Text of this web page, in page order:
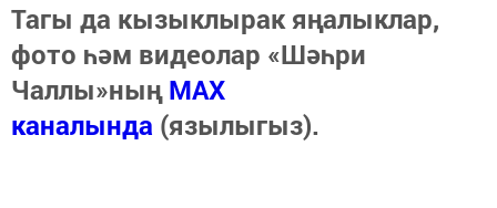
Тагы да кызыклырак яңалыклар,
фото һәм видеолар «Шәһри
Чаллы»ныңMAX
каналында (язылыгыз).